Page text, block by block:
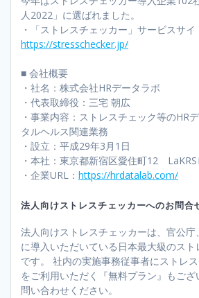
人2022」に選ばれました。
・「ストレスチェッカー」サービスサイ
https://stresschecker.jp/
■ 会社概要
・社名：株式会社HRデータラボ
・代表取締役：三宅 朝広
・事業内容：ストレスチェック等のHR
タルヘルス関連業務
・設立：平成29年3月1日
・本社：東京都新宿区愛住町12
・企業URL： https://hrdatalab.com/
法人向けストレスチェッカーへのお問合
法人向けストレスチェッカーは、官公
に導入いただいている日本最大級のス
です。 社内の実施事務従事者にストレ
をご利用いただく『無料プラン』もご
問い合わせください。